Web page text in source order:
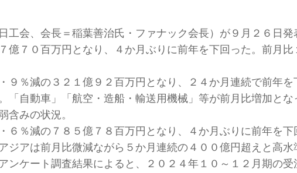
工会、会長＝稲葉善治氏・ファナック会長）が９月２６日
億７０百万円となり、４か月ぶりに前年を下回った。前月
９％減の３２１億９２百万円となり、２４か月連続で前年
「自動車」「航空・造船・輸送用機械」等が前月比増加と
含みの状況。
６％減の７８５億７８百万円となり、４か月ぶりに前年を
ジアは前月比微減ながら５か月連続の４００億円超えと高水
ンケート調査結果によると、２０２４年１０～１２月期の